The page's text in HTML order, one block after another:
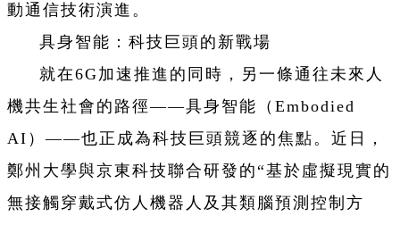
動通信技術演進。
具身智能：科技巨頭的新戰場
就在6G加速推進的同時，另一條通往未來人
機共生社會的路徑——具身智能（Embodied
AI）——也正成為科技巨頭競逐的焦點。近日，
鄭州大學與京東科技聯合研發的“基於虛擬現實的
無接觸穿戴式仿人機器人及其類腦預測控制方